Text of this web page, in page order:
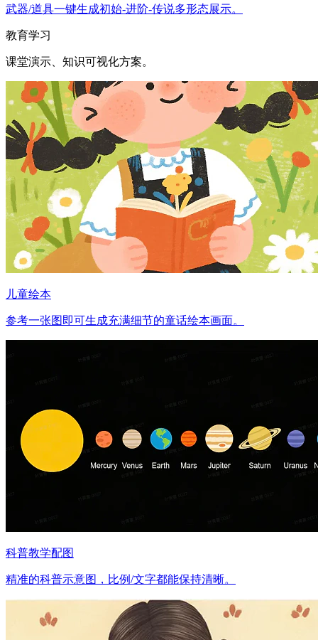
武器/道具一键生成初始-进阶-传说多形态展示。
教育学习
课堂演示、知识可视化方案。
儿童绘本
参考一张图即可生成充满细节的童话绘本画面。
科普教学配图
精准的科普示意图，比例/文字都能保持清晰。